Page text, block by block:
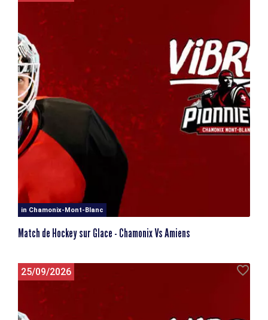
in Chamonix-Mont-Blanc
Match de Hockey sur Glace - Chamonix Vs Amiens
25/09/2026